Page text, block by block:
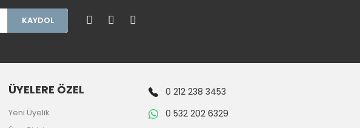
KAYDOL
ÜYELERE ÖZEL
Yeni Üyelik
0 212 238 3453
0 532 202 6329